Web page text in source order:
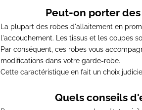
Peut-on porter
La plupart des robes d'allaitement en
l'accouchement. Les tissus et les coupes
Par conséquent, ces robes vous
modifications dans votre garde-robe.
Cette caractéristique en fait un choix
Quels conseils